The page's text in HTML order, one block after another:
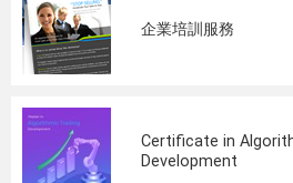
企業培訓服務
Certificate in
Development